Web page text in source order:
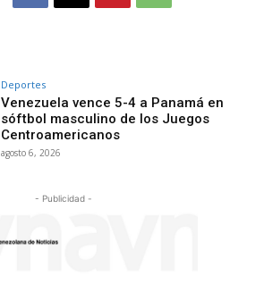
Deportes
Venezuela vence 5-4 a Panamá en
sóftbol masculino de los Juegos
Centroamericanos
agosto 6, 2026
- Publicidad -